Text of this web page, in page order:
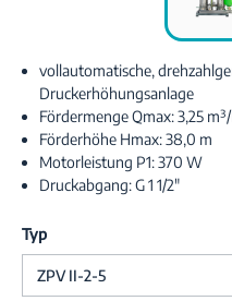
vollautomatische,
Druckerhöhungsanlage
Fördermenge Qmax: 3,25
Förderhöhe Hmax: 38,0 m
Motorleistung P1: 370 W
Druckabgang: G 1 1/2"
Typ